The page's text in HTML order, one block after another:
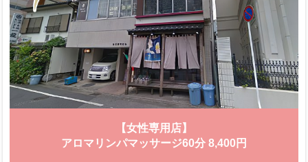
【女性専用店】
アロマリンパマッサージ60分 8,400円